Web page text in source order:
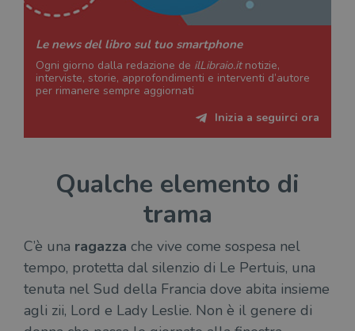
Le news del libro sul tuo smartphone
Ogni giorno dalla redazione de ilLibraio.itnotizie,
interviste, storie, approfondimenti e interventi d’autore
per rimanere sempre aggiornati
Inizia a seguirci ora
Qualche elemento di
trama
C’è una ragazza che vive come sospesa nel
tempo, protetta dal silenzio di Le Pertuis, una
tenuta nel Sud della Francia dove abita insieme
agli zii, Lord e Lady Leslie. Non è il genere di